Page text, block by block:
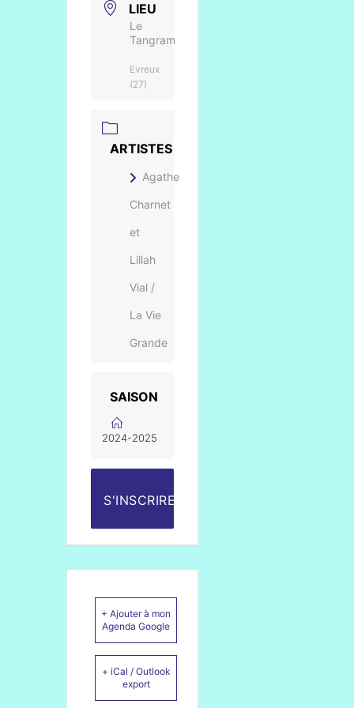
LIEU
Le
Tangram
Evreux
(27)
ARTISTES
Agathe
Charnet
et
Lillah
Vial /
La Vie
Grande
SAISON
2024-2025
S'INSCRIRE
+ Ajouter à mon
Agenda Google
+ iCal / Outlook
export